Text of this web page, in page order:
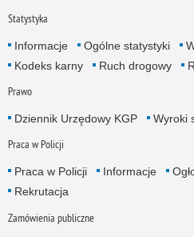
Statystyka
Informacje Ogólne statystyki
Kodeks karny
Ruch drogowy
Prawo
Dziennik Urzędowy KGP Wyroki
Praca w Policji
Praca w Policji Informacje
Rekrutacja
Zamówienia publiczne